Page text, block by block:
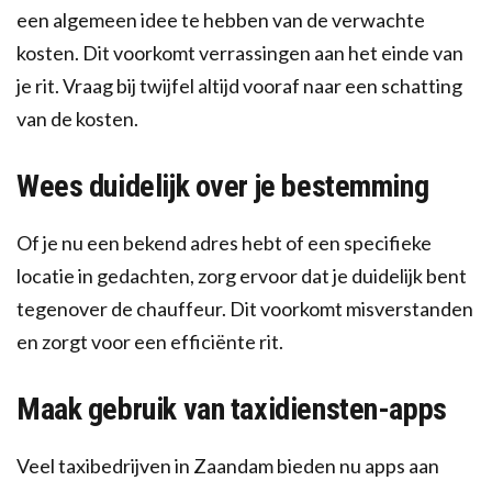
een algemeen idee te hebben van de verwachte
kosten. Dit voorkomt verrassingen aan het einde van
je rit. Vraag bij twijfel altijd vooraf naar een schatting
van de kosten.
Wees duidelijk over je bestemming
Of je nu een bekend adres hebt of een specifieke
locatie in gedachten, zorg ervoor dat je duidelijk bent
tegenover de chauffeur. Dit voorkomt misverstanden
en zorgt voor een efficiënte rit.
Maak gebruik van taxidiensten-apps
Veel taxibedrijven in Zaandam bieden nu apps aan